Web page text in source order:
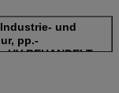
und
pp.-
BEHANDELT